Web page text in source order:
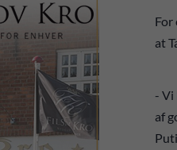
For
at
- Vi
af